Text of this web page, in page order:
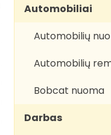
Automobiliai
Automobilių
Automobilių
Bobcat nuoma
Darbas